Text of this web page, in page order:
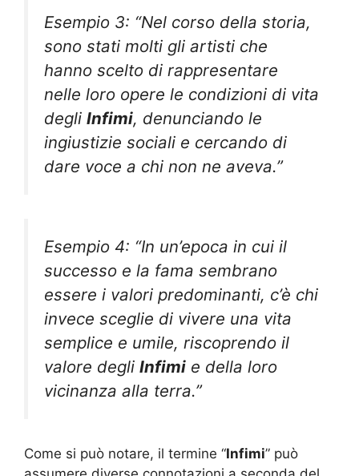
Esempio 3: “Nel corso della storia,
sono stati molti gli artisti che
hanno scelto di rappresentare
nelle loro opere le condizioni di vita
degli Infimi, denunciando le
ingiustizie sociali e cercando di
dare voce a chi non ne aveva.”
Esempio 4: “In un’epoca in cui il
successo e la fama sembrano
essere i valori predominanti, c’è chi
invece sceglie di vivere una vita
semplice e umile, riscoprendo il
valore degli Infimi e della loro
vicinanza alla terra.”
Come si può notare, il termine “Infimi” può